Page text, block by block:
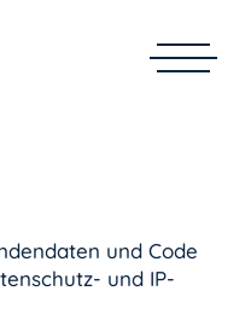
und Code
und IP-